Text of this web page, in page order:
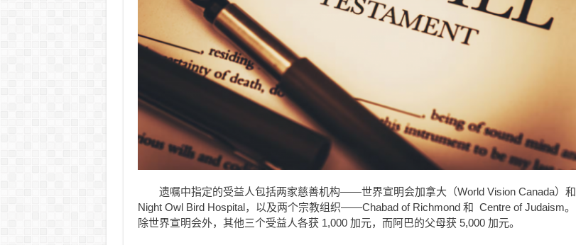
遗嘱中指定的受益人包括两家慈善机构——世界宣明会加拿大（World Vision Canada）和
Night Owl Bird Hospital，以及两个宗教组织——Chabad of Richmond 和 Centre of Judaism。
除世界宣明会外，其他三个受益人各获 1,000 加元，而阿巴的父母获 5,000 加元。